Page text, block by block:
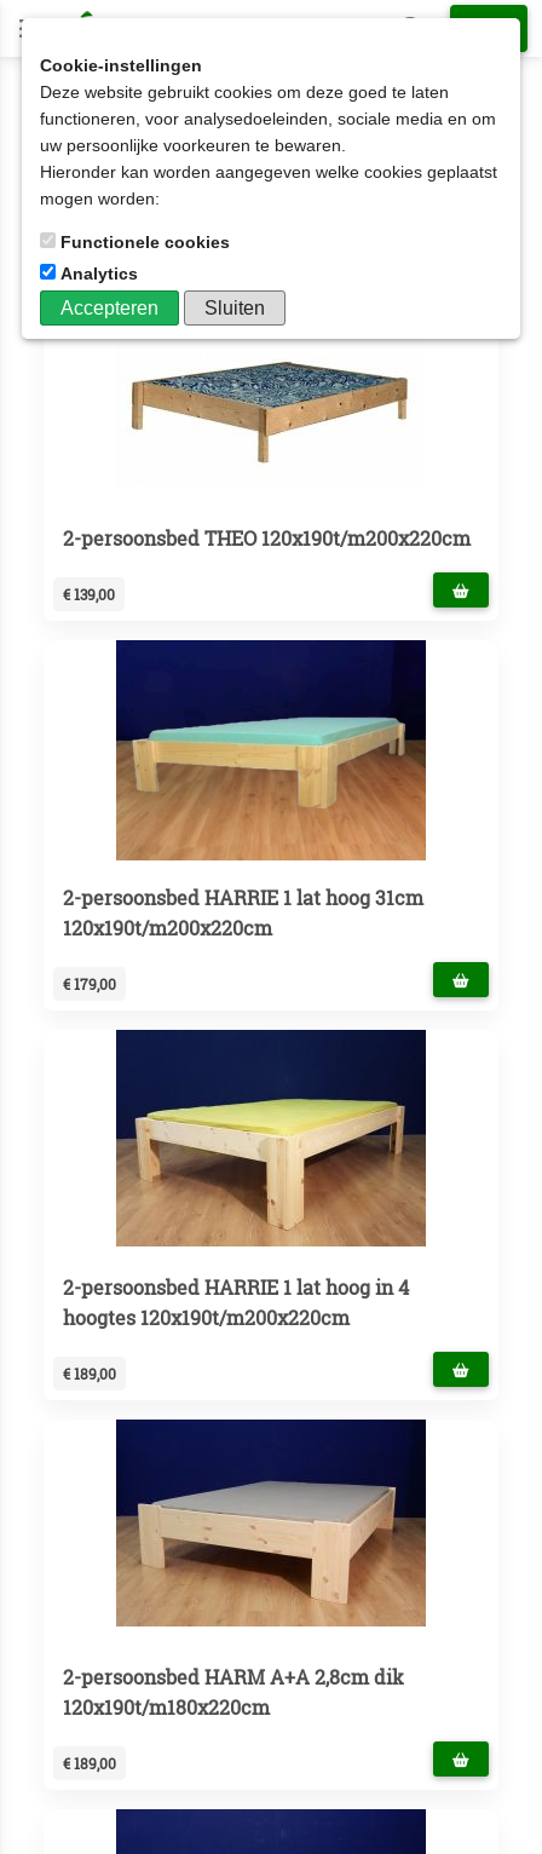
2-persoonsbedden
2-persoonsbedden
Aantal artikelen: 36
2-persoonsbed THEO 120x190t/m200x220cm
€ 139,00
2-persoonsbed HARRIE 1 lat hoog 31cm
120x190t/m200x220cm
€ 179,00
2-persoonsbed HARRIE 1 lat hoog in 4
hoogtes 120x190t/m200x220cm
€ 189,00
2-persoonsbed HARM A+A 2,8cm dik
120x190t/m180x220cm
€ 189,00
Cookie-instellingen
Deze website gebruikt cookies om deze goed te laten
functioneren, voor analysedoeleinden, sociale media en om
uw persoonlijke voorkeuren te bewaren.
Hieronder kan worden aangegeven welke cookies geplaatst
mogen worden:
Functionele cookies
Analytics
Accepteren Sluiten